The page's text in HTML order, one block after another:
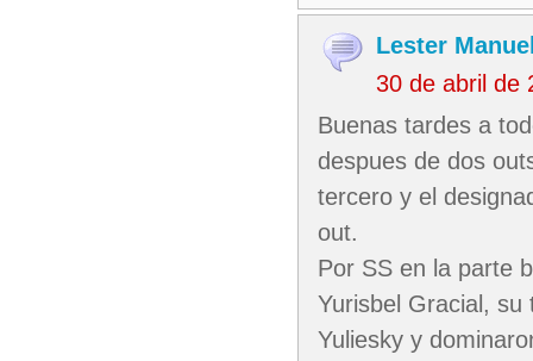
Lester
30 de abril de
Buenas tardes a
despues de dos
tercero y el
out.
Por SS en la parte
Yurisbel Gracial,
Yuliesky y